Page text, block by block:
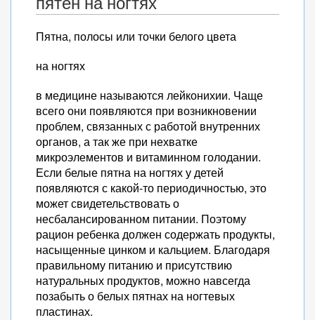
Пятна, полосы или точки белого цвета
на ногтях
в медицине называются лейконихии. Чаще
всего они появляются при возникновении
проблем, связанных с работой внутренних
органов, а так же при нехватке
микроэлементов и витаминном голодании.
Если белые пятна на ногтях у детей
появляются с какой-то периодичностью, это
может свидетельствовать о
несбалансированном питании. Поэтому
рацион ребенка должен содержать продукты,
насыщенные цинком и кальцием. Благодаря
правильному питанию и присутствию
натуральных продуктов, можно навсегда
позабыть о белых пятнах на ногтевых
пластинах.